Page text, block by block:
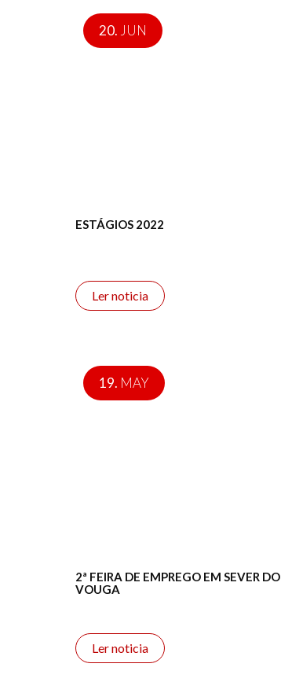
20. JUN
ESTÁGIOS 2022
Ler noticia
19. MAY
2ª FEIRA DE EMPREGO EM SEVER DO
VOUGA
Ler noticia